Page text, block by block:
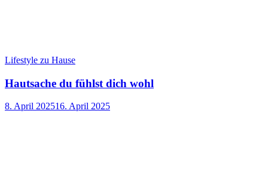
Lifestyle zu Hause
Hautsache du fühlst dich wohl
8. April 202516. April 2025